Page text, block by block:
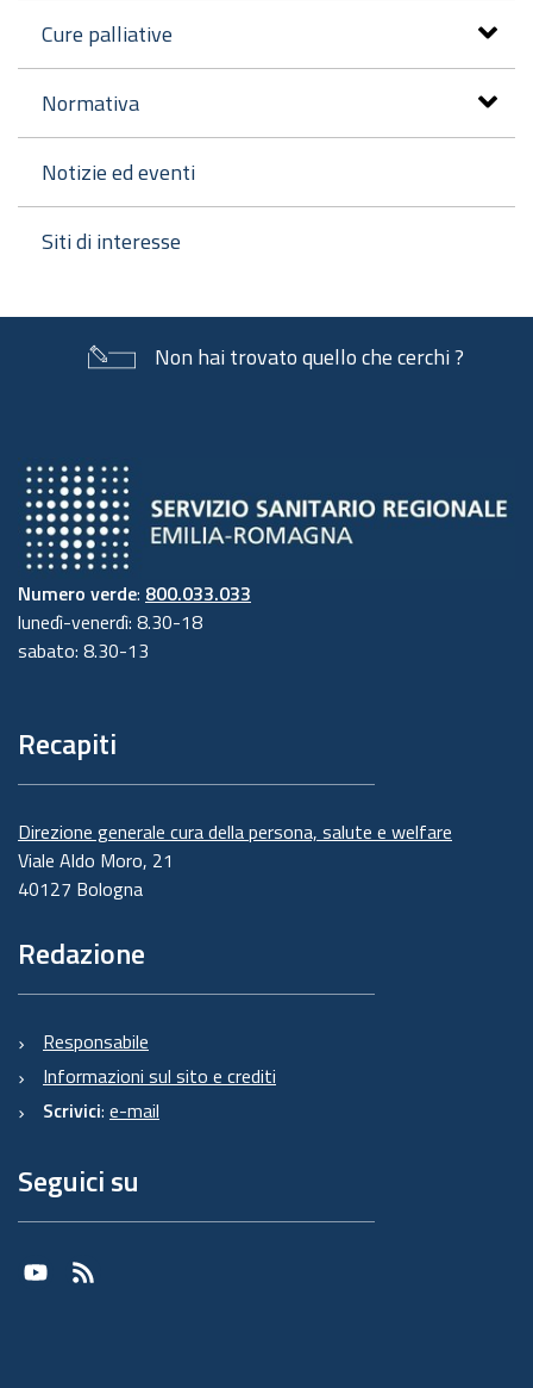
Cure palliative
Normativa
Notizie ed eventi
Siti di interesse
Non hai trovato quello che cerchi ?
Numero verde: 800.033.033
lunedì-venerdì: 8.30-18
sabato: 8.30-13
Recapiti
Direzione generale cura della persona, salute e welfare
Viale Aldo Moro, 21
40127 Bologna
Redazione
Responsabile
Informazioni sul sito e crediti
Scrivici: e-mail
Seguici su
Youtube
RSS